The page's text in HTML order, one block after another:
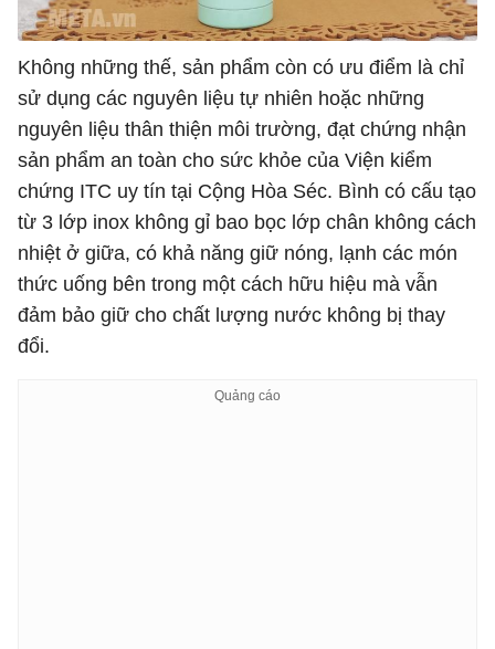
Không những thế, sản phẩm còn có ưu điểm là chỉ
sử dụng các nguyên liệu tự nhiên hoặc những
nguyên liệu thân thiện môi trường, đạt chứng nhận
sản phẩm an toàn cho sức khỏe của Viện kiểm
chứng ITC uy tín tại Cộng Hòa Séc. Bình có cấu tạo
từ 3 lớp inox không gỉ bao bọc lớp chân không cách
nhiệt ở giữa, có khả năng giữ nóng, lạnh các món
thức uống bên trong một cách hữu hiệu mà vẫn
đảm bảo giữ cho chất lượng nước không bị thay
đổi.